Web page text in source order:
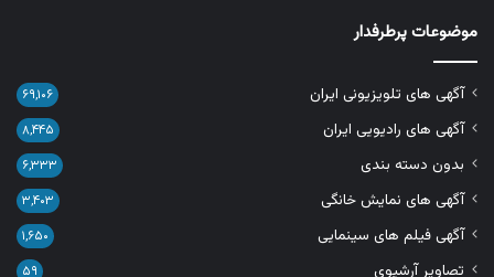
موضوعات پرطرفدار
آگهی های تلویزیونی ایران ۶۹,۱۰۶
آگهی های رادیویی ایران ۸,۴۴۵
بدون دسته بندی ۶,۳۳۳
آگهی های نمایش خانگی ۳,۴۰۳
آگهی فیلم های سینمایی ۱,۶۵۰
تصاویر آرشیوی ۵۹